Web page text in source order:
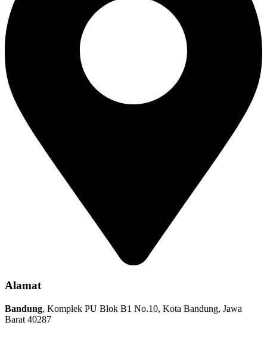
Alamat
Bandung, Komplek PU Blok B1 No.10, Kota Bandung, Jawa
Barat 40287